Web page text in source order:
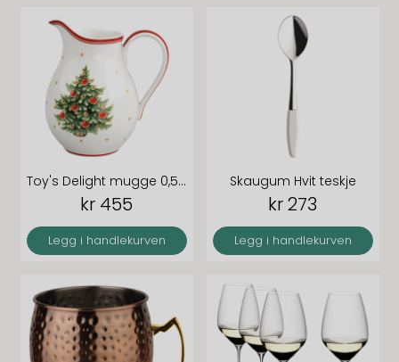
Toy's Delight mugge 0,5 liter
kr 455
Legg i handlekurven
Skaugum Hvit teskje
kr 273
Legg i handlekurven